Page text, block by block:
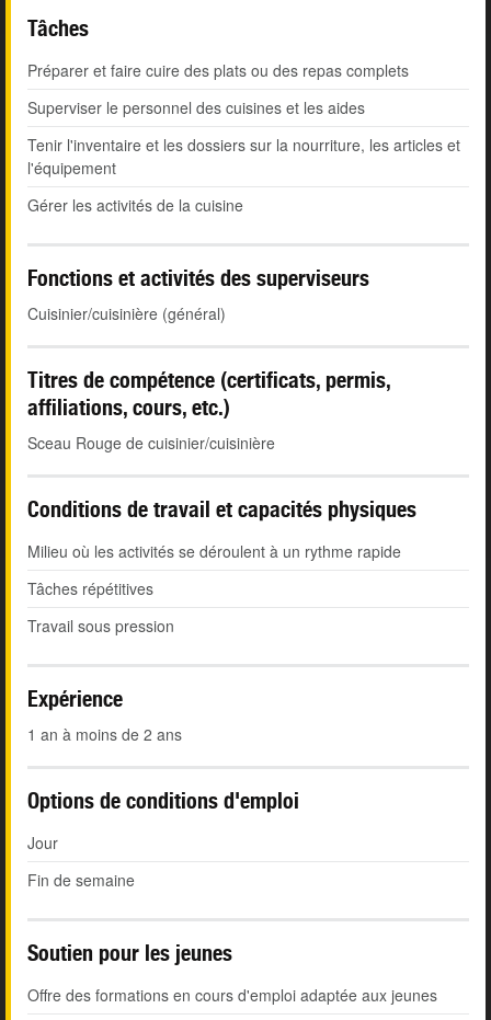
Tâches
Préparer et faire cuire des plats ou des repas complets
Superviser le personnel des cuisines et les aides
Tenir l'inventaire et les dossiers sur la nourriture, les articles et
l'équipement
Gérer les activités de la cuisine
Fonctions et activités des superviseurs
Cuisinier/cuisinière (général)
Titres de compétence (certificats, permis,
affiliations, cours, etc.)
Sceau Rouge de cuisinier/cuisinière
Conditions de travail et capacités physiques
Milieu où les activités se déroulent à un rythme rapide
Tâches répétitives
Travail sous pression
Expérience
1 an à moins de 2 ans
Options de conditions d'emploi
Jour
Fin de semaine
Soutien pour les jeunes
Offre des formations en cours d'emploi adaptée aux jeunes